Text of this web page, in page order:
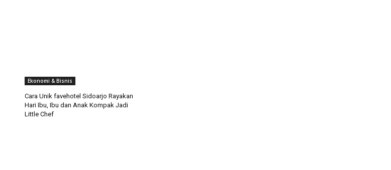
Ekonomi & Bisnis
Cara Unik favehotel Sidoarjo Rayakan
Hari Ibu, Ibu dan Anak Kompak Jadi
Little Chef